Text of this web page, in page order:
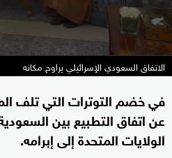
الاتفاق السعودي الإسرائيلي يراوح مكانه
في خضم التوترات التي تلف
عن اتفاق التطبيع بين
الولايات المتحدة إلى إبرامه.